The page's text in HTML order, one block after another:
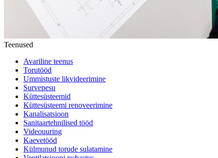
Teenused
Avariline teenus
Torutööd
Ummistuste likvideerimine
Survepesu
Küttesüsteemid
Küttesüsteemi renoveerimine
Kanalisatsioon
Sanitaartehnilised tööd
Videouuring
Kaevetööd
Külmunud torude sulatamine